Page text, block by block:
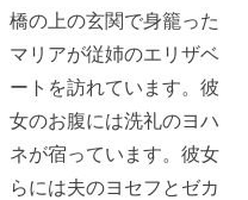
橋の上の玄関で身籠った
マリアが従姉のエリザベ
ートを訪れています。彼
女のお腹には洗礼のヨハ
ネが宿っています。彼女
らには夫のヨセフとゼカ